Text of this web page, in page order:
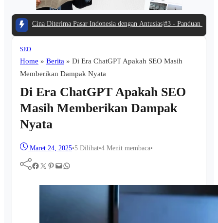
Pasar Indonesia dengan Antusias|#3 -Panduan Belanja Online
SEO
Home » Berita » Di Era ChatGPT Apakah SEO Masih
Memberikan Dampak Nyata
Di Era ChatGPT Apakah SEO
Masih Memberikan Dampak
Nyata
Maret 24, 2025•5 Dilihat•4 Menit membaca•
Facebook Twitter Pinterest Mail WhatsApp